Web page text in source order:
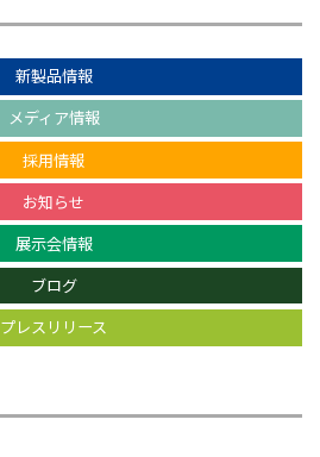
新製品情報
メディア情報
採用情報
お知らせ
展示会情報
ブログ
プレスリリース